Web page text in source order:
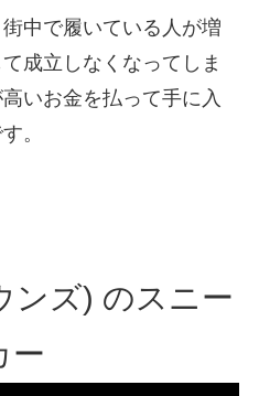
中で履いている人が増
成立しなくなってしま
いお金を払って手に入
。
ンズ) のスニー
ー